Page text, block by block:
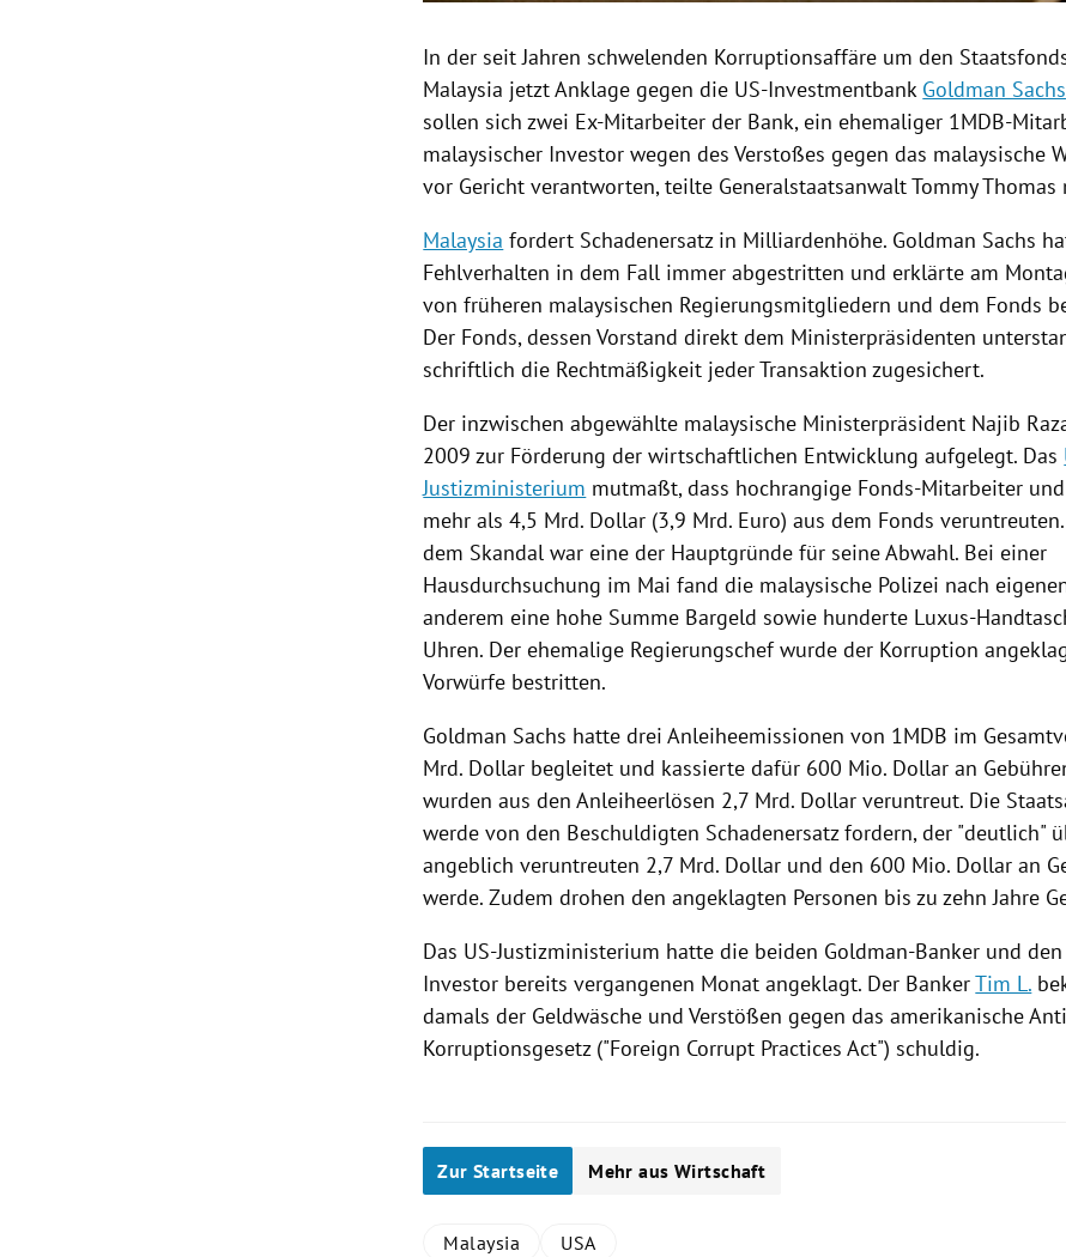
In der seit Jahren schwelenden Korruptionsaffäre um den
Malaysia jetzt Anklage gegen die US-Investmentbank Goldman Sachs
sollen sich zwei Ex-Mitarbeiter der Bank, ein ehemaliger 1MDB-
malaysischer Investor wegen des Verstoßes gegen das malaysische
vor Gericht verantworten, teilte GeneralstaatsanwaltTommy Thomas
Malaysia fordert Schadenersatzin Milliardenhöhe. Goldman Sachs
Fehlverhalten in dem Fall immer abgestritten und erklärte am
von früheren malaysischen Regierungsmitgliedern und dem Fonds
Der Fonds, dessen Vorstand direkt dem Ministerpräsidenten
schriftlich die Rechtmäßigkeit jeder Transaktion zugesichert.
Der inzwischen abgewählte malaysische Ministerpräsident Najib
2009 zur Förderung der wirtschaftlichen Entwicklung aufgelegt. Das
Justizministerium mutmaßt, dass hochrangige Fonds-Mitarbeiter
mehr als 4,5 Mrd. Dollar (3,9 Mrd. Euro) aus dem Fonds veruntreuten.
dem Skandal war eine der Hauptgründe für seine Abwahl. Bei einer
Hausdurchsuchung im Mai fand die malaysische Polizei nach
anderem eine hohe Summe Bargeld sowie hunderte Luxus-
Uhren. Der ehemalige Regierungschef wurde der Korruption
Vorwürfe bestritten.
Goldman Sachs hatte drei Anleiheemissionen von 1MDB im
Mrd. Dollar begleitet und kassierte dafür 600 Mio. Dollar an
wurden aus den Anleiheerlösen 2,7 Mrd. Dollar veruntreut. Die
werde von den Beschuldigten Schadenersatzfordern, der "deutlich"
angeblich veruntreuten 2,7 Mrd. Dollar und den 600 Mio. Dollar an
werde. Zudem drohen den angeklagten Personen bis zu zehn Jahre
Das US-Justizministerium hatte die beiden Goldman-Banker und
Investor bereits vergangenen Monat angeklagt. Der BankerTim L.
damals der Geldwäsche und Verstößen gegen das amerikanische
Korruptionsgesetz ("Foreign Corrupt Practices Act") schuldig.
Zur Startseite Mehr aus Wirtschaft
Malaysia USA